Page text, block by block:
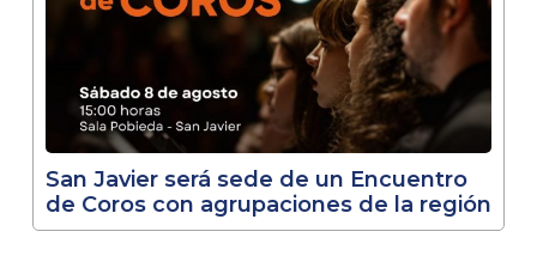
San Javier será sede de un Encuentro
de Coros con agrupaciones de la región